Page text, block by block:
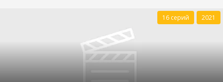
16 серий 2021